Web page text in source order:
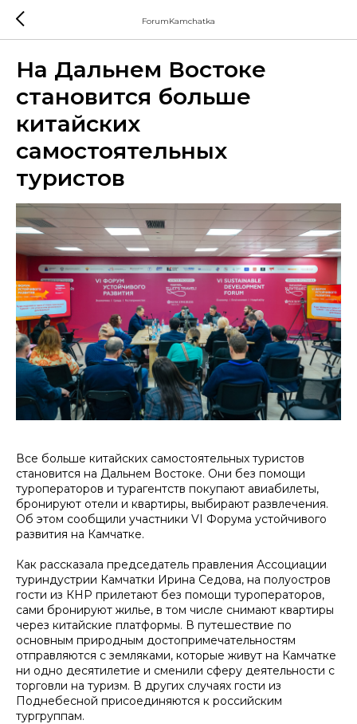
ForumKamchatka
На Дальнем Востоке
становится больше
китайских
самостоятельных
туристов
Все больше китайских самостоятельных туристов
становится на Дальнем Востоке. Они без помощи
туроператоров и турагентств покупают авиабилеты,
бронируют отели и квартиры, выбирают развлечения.
Об этом сообщили участники VI Форума устойчивого
развития на Камчатке.
Как рассказала председатель правления Ассоциации
туриндустрии Камчатки Ирина Седова, на полуостров
гости из КНР прилетают без помощи туроператоров,
сами бронируют жилье, в том числе снимают квартиры
через китайские платформы. В путешествие по
основным природным достопримечательностям
отправляются с земляками, которые живут на Камчатке
ни одно десятилетие и сменили сферу деятельности с
торговли на туризм. В других случаях гости из
Поднебесной присоединяются к российским
тургруппам.